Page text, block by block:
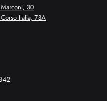
30
Italia, 73A